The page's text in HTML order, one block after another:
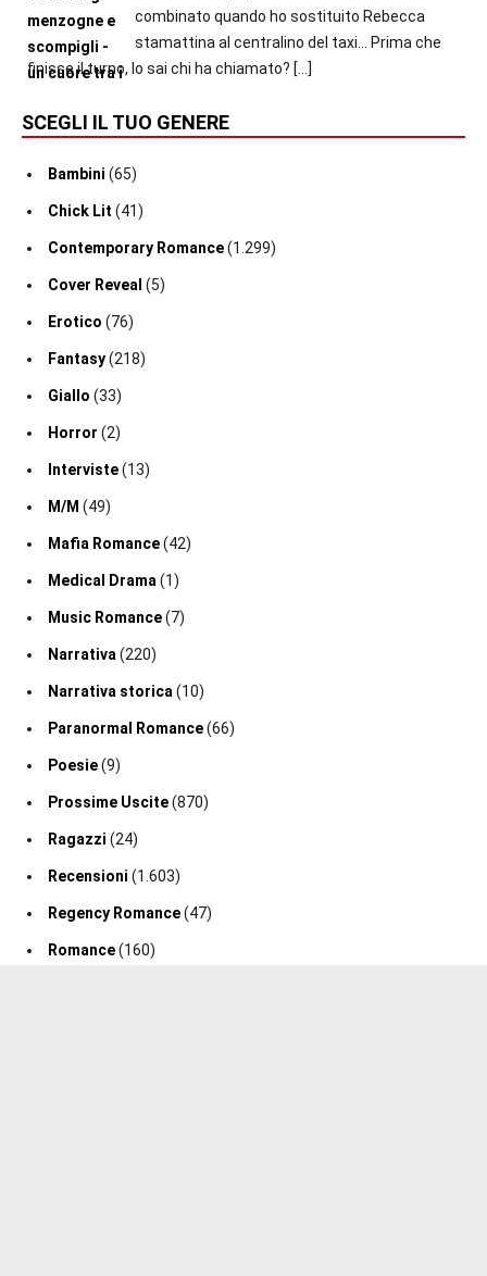
combinato quando ho sostituito Rebecca
stamattina al centralino del taxi… Prima che
finisse il turno, lo sai chi ha chiamato? […]
SCEGLI IL TUO GENERE
Bambini (65)
Chick Lit (41)
Contemporary Romance(1.299)
Cover Reveal (5)
Erotico (76)
Fantasy(218)
Giallo (33)
Horror (2)
Interviste(13)
M/M (49)
Mafia Romance(42)
Medical Drama (1)
Music Romance(7)
Narrativa (220)
Narrativa storica (10)
Paranormal Romance(66)
Poesie(9)
Prossime Uscite(870)
Ragazzi (24)
Recensioni (1.603)
Regency Romance(47)
Romance(160)